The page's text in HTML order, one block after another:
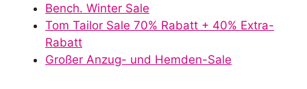
Bench. Winter Sale
Tom Tailor Sale 70% Rabatt + 40% Extra-
Rabatt
Großer Anzug- und Hemden-Sale